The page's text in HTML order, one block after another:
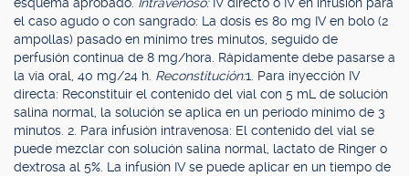
el caso agudo o con sangrado: La dosis es 80 mg IV en bolo (2
ampollas) pasado en mínimo tres minutos, seguido de
perfusión continua de 8 mg/hora. Rápidamente debe pasarse a
la vía oral, 40 mg/24 h. Reconstitución:1. Para inyección IV
directa: Reconstituir el contenido del vial con 5 mL de solución
salina normal, la solución se aplica en un periodo mínimo de 3
minutos. 2. Para infusión intravenosa: El contenido del vial se
puede mezclar con solución salina normal, lactato de Ringer o
dextrosa al 5%. La infusión IV se puede aplicar en un tiempo de